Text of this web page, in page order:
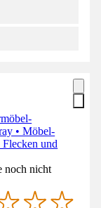
• Möbel-
Flecken und
noch nicht